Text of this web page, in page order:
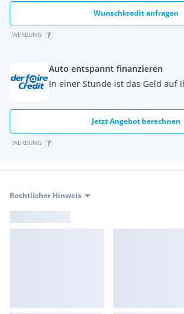
Wunschkredit anfragen
WERBUNG
Auto entspannt finanzieren
In einer Stunde ist das Geld auf
Jetzt Angebot berechnen
WERBUNG
Rechtlicher Hinweis